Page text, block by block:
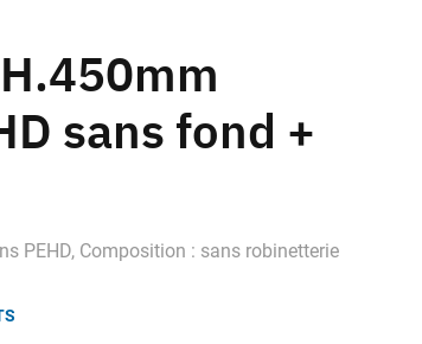
sans fond +
PEHD, Composition : sans robinetterie